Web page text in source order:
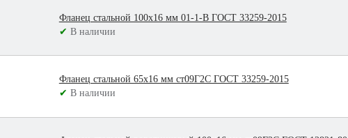
Фланец стальной 100х16 мм 01-1-В ГОСТ 33259-2015
✔ В наличии
Фланец стальной 65х16 мм ст09Г2С ГОСТ 33259-2015
✔ В наличии